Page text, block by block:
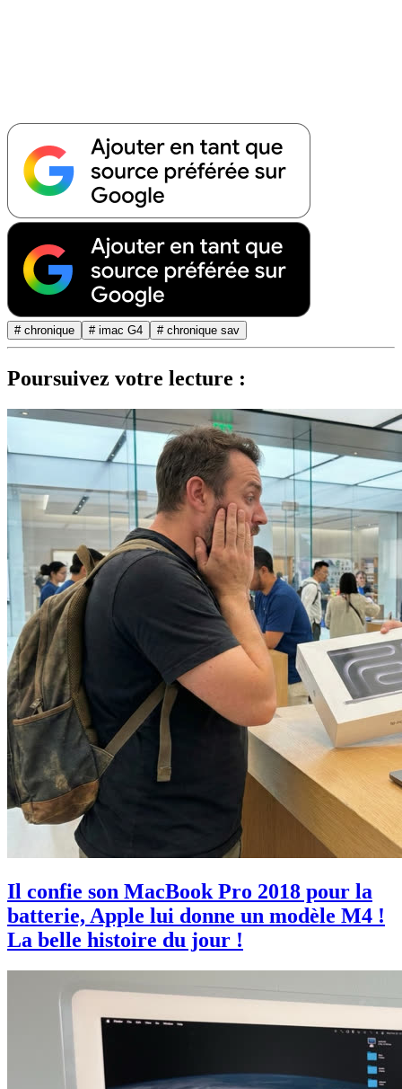
# chronique # imac G4 # chronique sav
Poursuivez votre lecture :
Il confie son MacBook Pro 2018 pour la
batterie, Apple lui donne un modèle M4 !
La belle histoire du jour !